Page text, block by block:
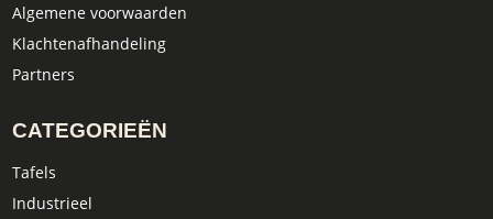
Algemene voorwaarden
Klachtenafhandeling
Partners
CATEGORIEËN
Tafels
Industrieel